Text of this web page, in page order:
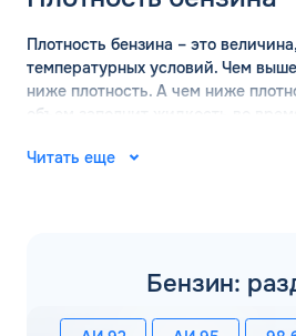
Плотность бензина – это
температурных условий. Чем
ниже плотность. А чем ниже
объем заполнит жидкость во
обязательно проводится
Читать еще
Бензин: